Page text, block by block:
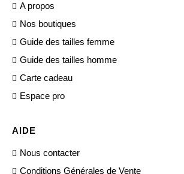
A propos
Nos boutiques
Guide des tailles femme
Guide des tailles homme
Carte cadeau
Espace pro
AIDE
Nous contacter
Conditions Générales de Vente